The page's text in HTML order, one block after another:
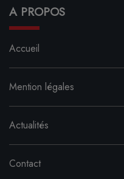
A PROPOS
Accueil
Mention légales
Actualités
Contact